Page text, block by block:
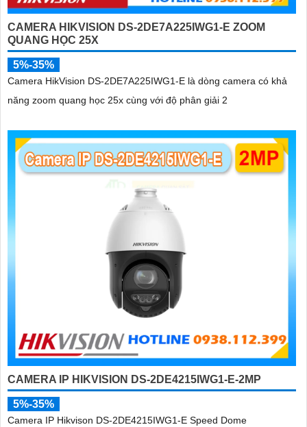
CAMERA HIKVISION DS-2DE7A225IWG1-E ZOOM
QUANG HỌC 25X
5%-35%
Camera HikVision DS-2DE7A225IWG1-E là dòng camera có khả
năng zoom quang học 25x cùng với độ phân giải 2
CAMERA IP HIKVISION DS-2DE4215IWG1-E-2MP
5%-35%
Camera IP Hikvison DS-2DE4215IWG1-E Speed Dome